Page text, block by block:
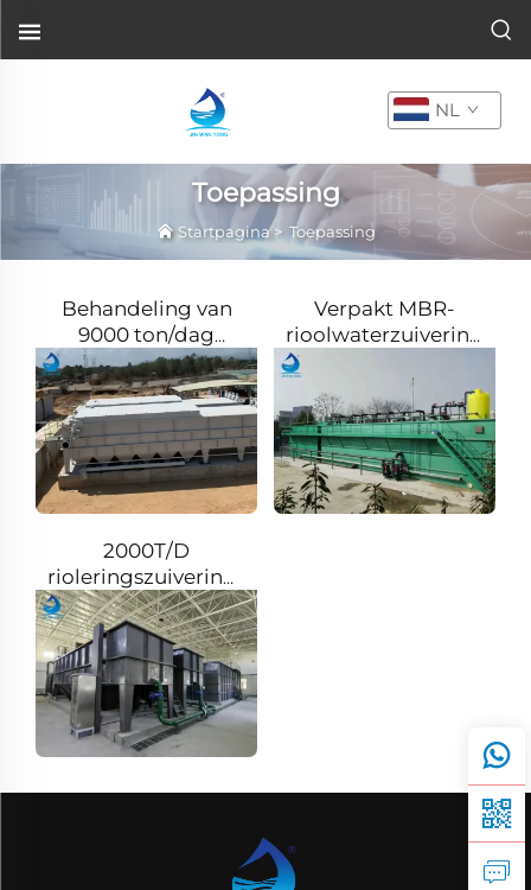
NL
Toepassing
Startpagina> Toepassing
Behandeling van
9000 ton/dag
oliehoudend
afvalwater in Chili
Verpakt MBR-
met een capaciteit
van 1.000 m³/dag in
Groot-Brittannië
2000T/D
rioleringszuiveringsinstallatie
in Guadalajara,
Mexico